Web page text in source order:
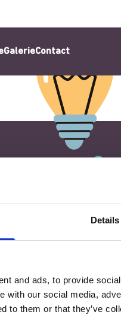
Details
and ads, to provide
with our social media,
to them or that they’ve
GalerieContact